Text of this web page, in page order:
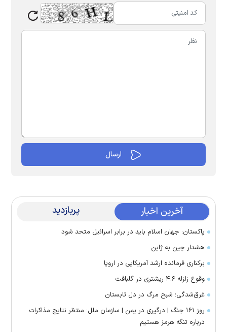
آخرین اخبار پربازدید
پاکستان: جهان اسلام باید در برابر اسرائیل متحد شود
هشدار چین به ژاپن
برکناری فرمانده ارشد آمریکایی در اروپا
وقوع زلزله ۴.۶ ریشتری در گلبافت
غرق‌شدگی؛ شبح مرگ در دل تابستان
روز ۱۶۱ جنگ | درگیری در یمن | سازمان ملل: منتظر نتایج مذاکرات
درباره تنگه هرمز هستیم